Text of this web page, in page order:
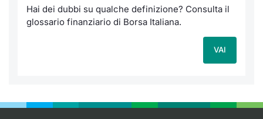
Hai dei dubbi su qualche definizione? Consulta il
glossario finanziario di Borsa Italiana.
VAI